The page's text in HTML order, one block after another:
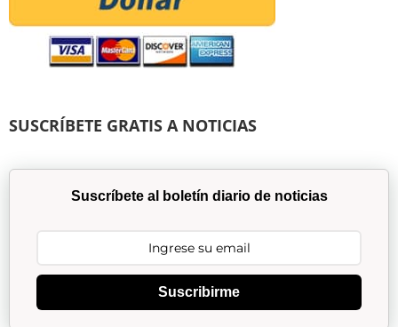
SUSCRÍBETE GRATIS A NOTICIAS
Suscríbete al boletín diario de noticias
Suscribirme